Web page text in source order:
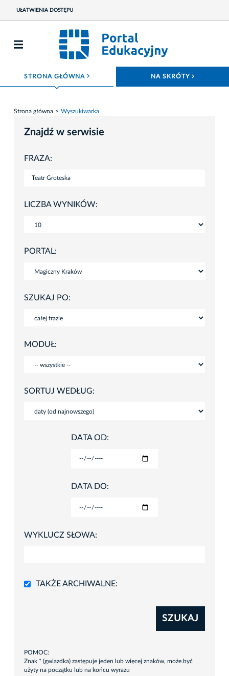
UŁATWIENIA DOSTĘPU
STRONA GŁÓWNA ROZWIŃ MENU NA SKRÓTY
Strona główna Wyszukiwarka
Znajdź w serwisie
FRAZA:
LICZBA WYNIKÓW:
PORTAL:
SZUKAJ PO:
MODUŁ:
SORTUJ WEDŁUG:
DATA OD:
DATA DO:
WYKLUCZ SŁOWA:
TAKŻE ARCHIWALNE:
SZUKAJ
POMOC:
Znak * (gwiazdka) zastępuje jeden lub więcej znaków, może być
użyty na początku lub na końcu wyrazu